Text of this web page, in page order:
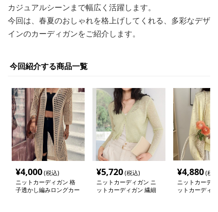
カジュアルシーンまで幅広く活躍します。
今回は、春夏のおしゃれを格上げしてくれる、多彩なデザ
インのカーディガンをご紹介します。
今回紹介する商品一覧
¥4,000(税込)
ニットカーディガン 格
子透かし編みロングカー
¥5,720(税込)
ニットカーディガン ニ
ットカーディガン 繊細
¥4,880(税
ニットカーデ
ットカーディ